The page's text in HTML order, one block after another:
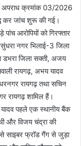
में अपराध क्रमांक 03/2026
कर जांच शुरू की गई।
आरोपियों को गिरफ्तार
नगर भिलाई-3 जिला
डभरा जिला सक्ती, अजय
रायगढ़, अभय यादव
रायगढ़ तथा सचिन
रायगढ़ शामिल हैं।
पहले एक स्थानीय बैंक
और विजय चंद्रा की
साइबर फ्रॉड गैंग से जुड़ा